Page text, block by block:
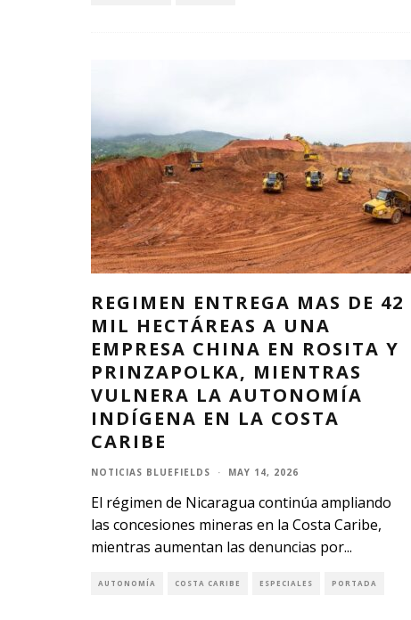
REGIMEN ENTREGA MAS DE 42
MIL HECTÁREAS A UNA
EMPRESA CHINA EN ROSITA Y
PRINZAPOLKA, MIENTRAS
VULNERA LA AUTONOMÍA
INDÍGENA EN LA COSTA
CARIBE
NOTICIAS BLUEFIELDS · MAY 14, 2026
El régimen de Nicaragua continúa ampliando
las concesiones mineras en la Costa Caribe,
mientras aumentan las denuncias por...
AUTONOMÍA COSTA CARIBE ESPECIALES PORTADA